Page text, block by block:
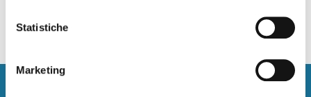
Statistiche
Marketing